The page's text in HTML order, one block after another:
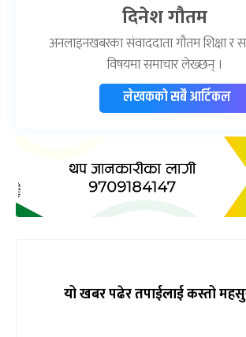
दिनेश गौतम
अनलाइनखबरका संवाददाता गौतम शिक्षा र
विषयमा समाचार लेख्छन् ।
लेखकको सबै आर्टिकल
यो खबर पढेर तपाईलाई कस्तो